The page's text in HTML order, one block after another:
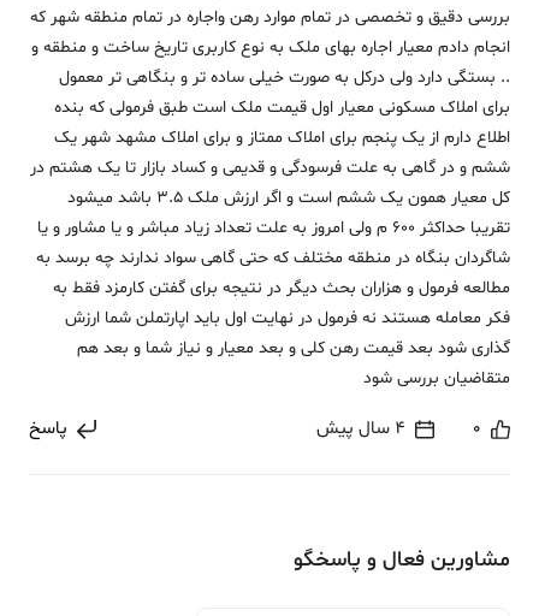
بررسی دقیق و تخصصی در تمام موارد رهن واجاره در تمام منطقه شهر که
انجام دادم معیار اجاره بهای ملک به نوع کاربری تاریخ ساخت و منطقه و
.. بستگی دارد ولی درکل به صورت خیلی ساده تر و بنگاهی تر معمول
برای املاک مسکونی معیار اول قیمت ملک است طبق فرمولی که بنده
اطلاع دارم از یک پنجم برای املاک ممتاز و برای املاک مشهد شهر یک
ششم و در گاهی به علت فرسودگی و قدیمی و کساد بازار تا یک هشتم در
کل معیار همون یک ششم است و اگر ارزش ملک 3.5 باشد میشود
تقریبا حداکثر 600 م ولی امروز به علت تعداد زیاد مباشر و یا مشاور و یا
شاگردان بنگاه در منطقه مختلف که حتی گاهی سواد ندارند چه برسد به
مطالعه فرمول و هزاران بحث دیگر در نتیجه برای گفتن کارمزد فقط به
فکر معامله هستند نه فرمول در نهایت اول باید اپارتملن شما ارزش
گذاری شود بعد قیمت رهن کلی و بعد معیار و نیاز شما و بعد هم
متقاضیان بررسی شود
0 4 سال پیش پاسخ
مشاورین فعال و پاسخگو